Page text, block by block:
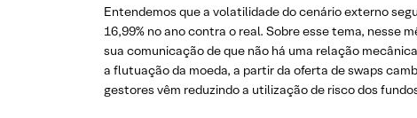
Entendemos que a volatilidade do cenário externo
16,99% no ano contra o real. Sobre esse tema, nesse
sua comunicação de que não há uma relação
a flutuação da moeda, a partir da oferta de swaps
gestores vêm reduzindo a utilização de risco dos